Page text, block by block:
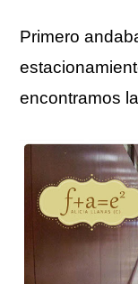
Primero
encontramos